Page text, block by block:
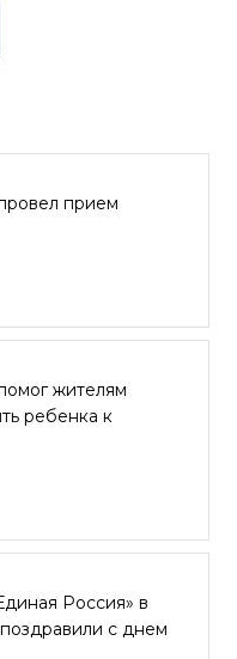
прием
жителям
ребенка к
Россия» в
с днем